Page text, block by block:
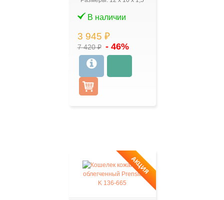
В наличии
3 945 ₽
7 420 ₽ - 46%
АКЦИЯ